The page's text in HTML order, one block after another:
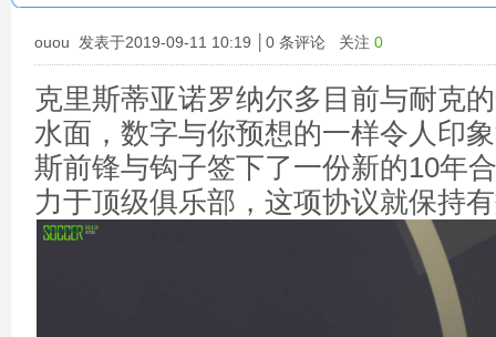
ouou 发表于2019-09-11 10:19 │ 0 条评论 关注 0
克里斯蒂亚诺罗纳尔多目前与耐克
水面，数字与你预想的一样令人印
斯前锋与钩子签下了一份新的10年
力于顶级俱乐部，这项协议就保持